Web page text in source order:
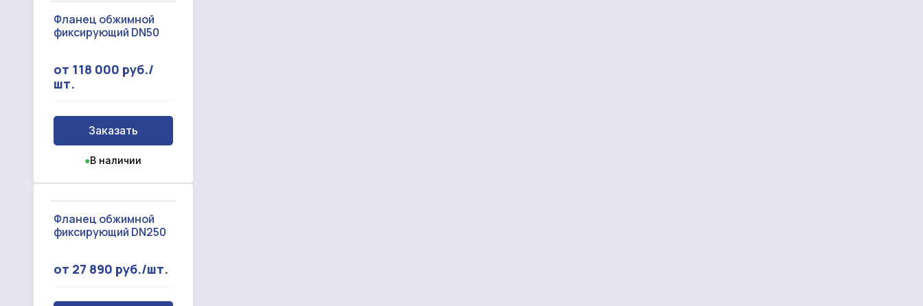
Фланец обжимной
фиксирующий DN50
от 118 000 руб./
шт.
Заказать
●В наличии
Фланец обжимной
фиксирующий DN250
от 27 890 руб./шт.